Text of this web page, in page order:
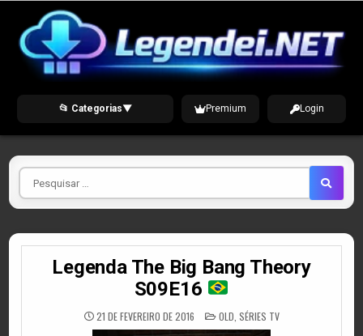
content
📂 Categorias▼ Premium Login
Pesquisar
por
Legenda The Big Bang Theory
S09E16
21 DE FEVEREIRO DE 2016 POSTED
IN
OLD SÉRIES TV